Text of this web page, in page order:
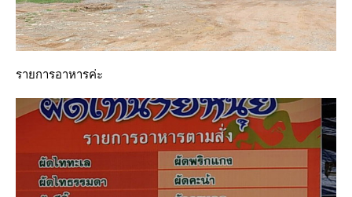
รายการอาหารค่ะ